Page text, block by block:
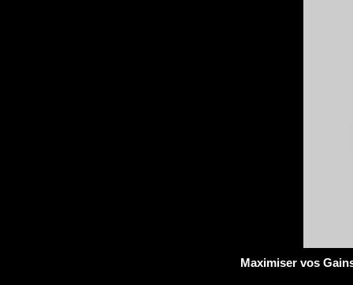
Maximiser vos